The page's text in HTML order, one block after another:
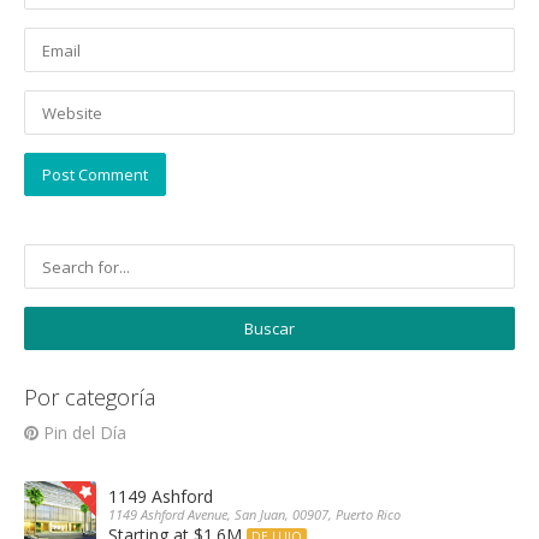
Por categoría
Pin del Día
1149 Ashford
1149 Ashford Avenue, San Juan, 00907, Puerto Rico